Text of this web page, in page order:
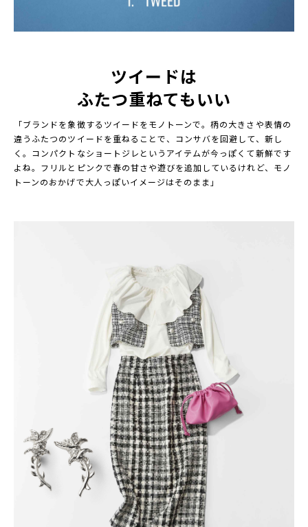
ツイードは
ふたつ重ねてもいい
「ブランドを象徴するツイードをモノトーンで。柄の大きさや表情の
違うふたつのツイードを重ねることで、コンサバを回避して、新し
く。コンパクトなショートジレというアイテムが今っぽくて新鮮です
よね。フリルとピンクで春の甘さや遊びを追加しているけれど、モノ
トーンのおかげで大人っぽいイメージはそのまま」